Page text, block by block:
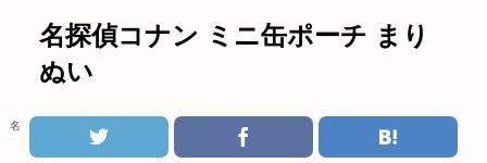
名探偵コナン ミニ缶ポーチ まり
ぬい
名探偵コナン